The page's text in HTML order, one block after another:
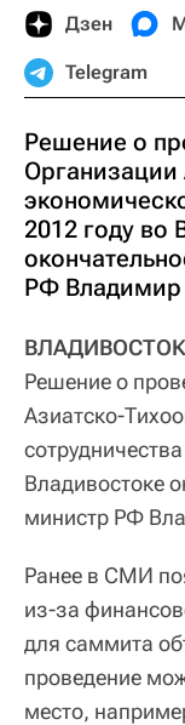
Дзен
Telegram
Решение о
Организации
2012 году во
РФ Владимир
ВЛАДИВОСТОК,
Решение о
Азиатско-
Владивостоке
министр РФ
Ранее в СМИ
из-за
для саммита
проведение
место,